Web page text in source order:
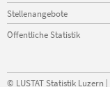
Stellenangebote
Öffentliche Statistik
© LUSTAT Statistik Luzern |